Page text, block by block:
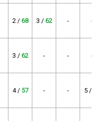
2 / 68 3 / 62 - -
3 / 62 - - -
4 / 57 - - 5 /